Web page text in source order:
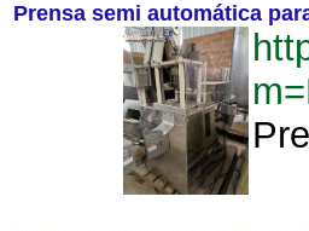
Prensa semi automática